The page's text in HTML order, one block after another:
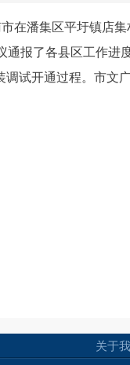
在潘集区平圩镇店
通报了各县区工作进
调试开通过程。市文
关于